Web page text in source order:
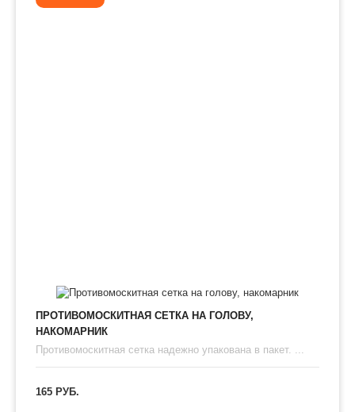
ПРОТИВОМОСКИТНАЯ СЕТКА НА ГОЛОВУ,
НАКОМАРНИК
Противомоскитная сетка надежно упакована в пакет. ...
165 РУБ.